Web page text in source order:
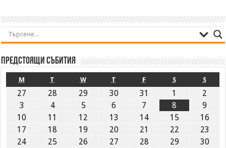
Предстоящи събития
M T W T F S S
27 28 29 30 31 1
2
3
4 5 6 7 8
9
10
11 12 13 14 15
16
17
18 19 20 21 22
23
24
25 26 27 28 29
30